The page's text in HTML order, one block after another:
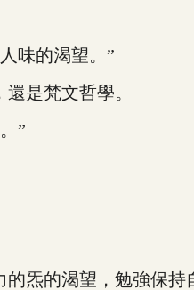
味的渴望。”
是梵文哲學。
”
炁的渴望，勉強保持